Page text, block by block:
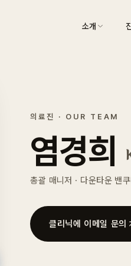
소개
의료진 · OUR TEAM
염경희
총괄 매니저 · 다운타운 밴쿠
클리닉에 이메일 문의